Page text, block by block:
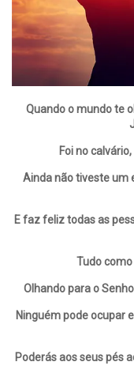
Quando o mundo te
Foi no
Ainda não tiveste um
E faz feliz todas as
Tudo
Olhando para o
Ninguém pode ocupar
Poderás aos seus pés